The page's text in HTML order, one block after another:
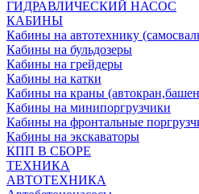
ГИДРАВЛИЧЕСКИЙ НАСОС
КАБИНЫ
Кабины на автотехнику
Кабины на бульдозеры
Кабины на грейдеры
Кабины на катки
Кабины на краны
Кабины на минипоргрузчики
Кабины на фронтальные
Кабины на экскаваторы
КПП В СБОРЕ
ТЕХНИКА
АВТОТЕХНИКА